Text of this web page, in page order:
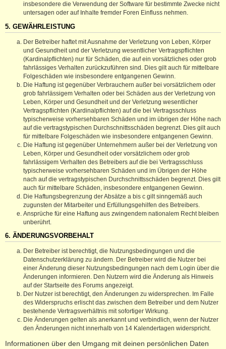
insbesondere die Verwendung der Software für bestimmte Zwecke nicht
untersagen oder auf Inhalte fremder Foren Einfluss nehmen.
5. GEWÄHRLEISTUNG
Der Betreiber haftet mit Ausnahme der Verletzung von Leben, Körper
und Gesundheit und der Verletzung wesentlicher Vertragspflichten
(Kardinalpflichten) nur für Schäden, die auf ein vorsätzliches oder grob
fahrlässiges Verhalten zurückzuführen sind. Dies gilt auch für mittelbare
Folgeschäden wie insbesondere entgangenen Gewinn.
Die Haftung ist gegenüber Verbrauchern außer bei vorsätzlichem oder
grob fahrlässigem Verhalten oder bei Schäden aus der Verletzung von
Leben, Körper und Gesundheit und der Verletzung wesentlicher
Vertragspflichten (Kardinalpflichten) auf die bei Vertragsschluss
typischerweise vorhersehbaren Schäden und im übrigen der Höhe nach
auf die vertragstypischen Durchschnittsschäden begrenzt. Dies gilt auch
für mittelbare Folgeschäden wie insbesondere entgangenen Gewinn.
Die Haftung ist gegenüber Unternehmern außer bei der Verletzung von
Leben, Körper und Gesundheit oder vorsätzlichem oder grob
fahrlässigem Verhalten des Betreibers auf die bei Vertragsschluss
typischerweise vorhersehbaren Schäden und im Übrigen der Höhe
nach auf die vertragstypischen Durchschnittsschäden begrenzt. Dies gilt
auch für mittelbare Schäden, insbesondere entgangenen Gewinn.
Die Haftungsbegrenzung der Absätze a bis c gilt sinngemäß auch
zugunsten der Mitarbeiter und Erfüllungsgehilfen des Betreibers.
Ansprüche für eine Haftung aus zwingendem nationalem Recht bleiben
unberührt.
6. ÄNDERUNGSVORBEHALT
Der Betreiber ist berechtigt, die Nutzungsbedingungen und die
Datenschutzerklärung zu ändern. Der Betreiber wird die Nutzer bei
einer Änderung dieser Nutzungsbedingungen nach dem Login über die
Änderungen informieren. Den Nutzern wird die Änderung als Hinweis
auf der Startseite des Forums angezeigt.
Der Nutzer ist berechtigt, den Änderungen zu widersprechen. Im Falle
des Widerspruchs erlischt das zwischen dem Betreiber und dem Nutzer
bestehende Vertragsverhältnis mit sofortiger Wirkung.
Die Änderungen gelten als anerkannt und verbindlich, wenn der Nutzer
den Änderungen nicht innerhalb von 14 Kalendertagen widerspricht.
Informationen über den Umgang mit deinen persönlichen Daten